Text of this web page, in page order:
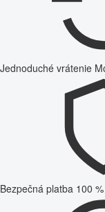
Jednoduché vrátenie
Bezpečná platba 100